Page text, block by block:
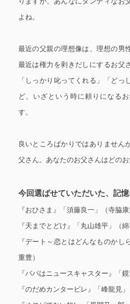
よね。
最近の父親の理想像は、理想の男
最近は権力を剥きだしにするお父
「しっかり叱ってくれる」「どっ
ど、いざという時に頼りになる
す。
良いところばかりではありません
父さん。あなたのお父さんはどの
今回選ばせていただいた、記
『おひさま』「須藤良一」（寺脇康
『天までとどけ』「丸山雄平」（綿
『デート～恋とはどんなものかし
重豊）
『パパはニュースキャスター』「
『のだめカンタービレ』「峰龍見」